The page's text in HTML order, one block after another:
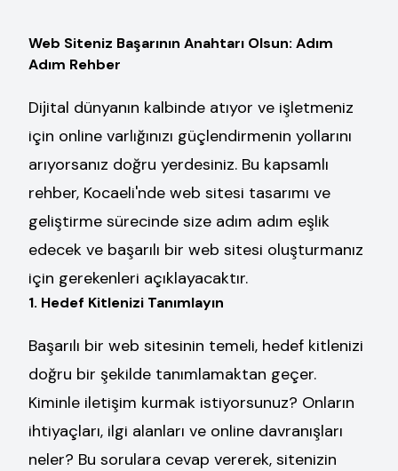
Web Siteniz Başarının Anahtarı Olsun: Adım
Adım Rehber
Dijital dünyanın kalbinde atıyor ve işletmeniz
için online varlığınızı güçlendirmenin yollarını
arıyorsanız doğru yerdesiniz. Bu kapsamlı
rehber, Kocaeli'nde web sitesi tasarımı ve
geliştirme sürecinde size adım adım eşlik
edecek ve başarılı bir web sitesi oluşturmanız
için gerekenleri açıklayacaktır.
1. Hedef Kitlenizi Tanımlayın
Başarılı bir web sitesinin temeli, hedef kitlenizi
doğru bir şekilde tanımlamaktan geçer.
Kiminle iletişim kurmak istiyorsunuz? Onların
ihtiyaçları, ilgi alanları ve online davranışları
neler? Bu sorulara cevap vererek, sitenizin